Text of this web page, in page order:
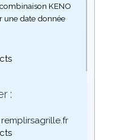
KENO
une date donnée
: